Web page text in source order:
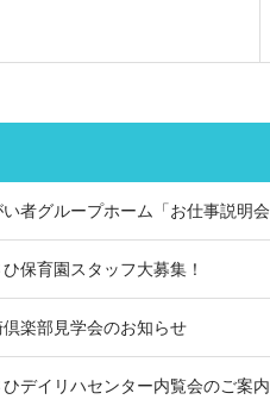
い者グループホーム「お仕事説明会
ひ保育園スタッフ大募集！
倶楽部見学会のお知らせ
ひデイリハセンター内覧会のご案内